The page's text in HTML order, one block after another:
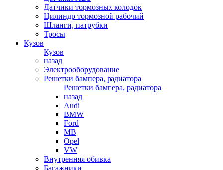
Датчики тормозных колодок
Цилиндр тормозной рабочий
Шланги, патрубки
Тросы
Кузов
Кузов
назад
Электрооборудование
Решетки бампера, радиатора
Решетки бампера, радиатора
назад
Audi
BMW
Ford
MB
Opel
VW
Внутренняя обивка
Багажники